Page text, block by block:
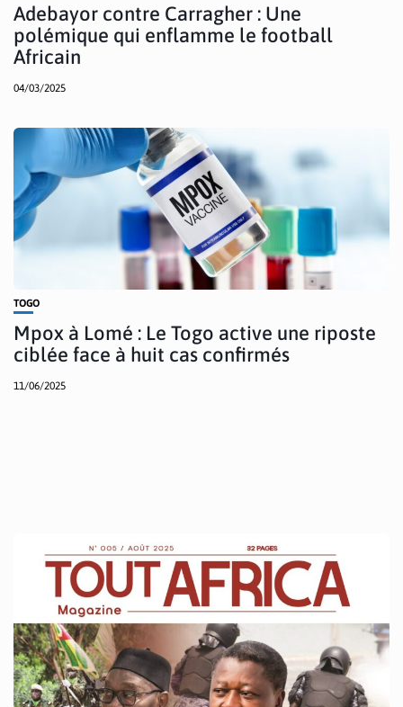
Adebayor contre Carragher : Une
polémique qui enflamme le football
Africain
04/03/2025
TOGO
Mpox à Lomé : Le Togo active une riposte
ciblée face à huit cas confirmés
11/06/2025